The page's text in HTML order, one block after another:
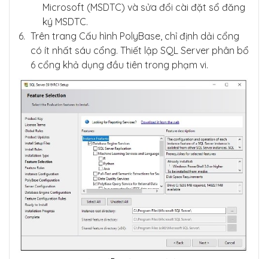
Microsoft (MSDTC) và sửa đổi cài đặt sổ đăng
ký MSDTC.
Trên trang Cấu hình PolyBase, chỉ định dải cổng
có ít nhất sáu cổng. Thiết lập SQL Server phân bổ
6 cổng khả dụng đầu tiên trong phạm vi.